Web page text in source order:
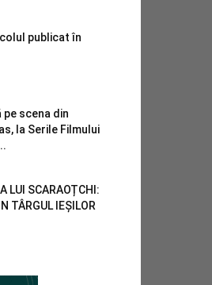
publicat în
pe scena din
la Serile Filmului
LUI SCARAOȚCHI:
TÂRGUL IEȘILOR